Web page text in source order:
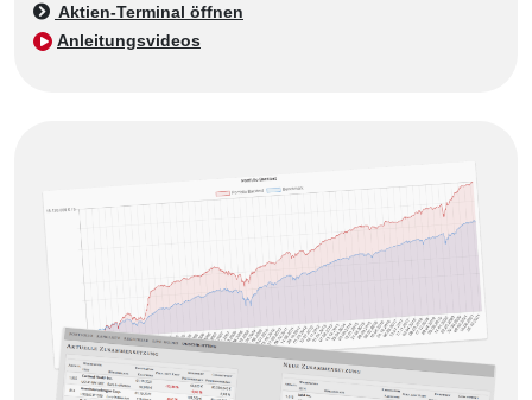
Aktien-Terminal öffnen
Anleitungsvideos